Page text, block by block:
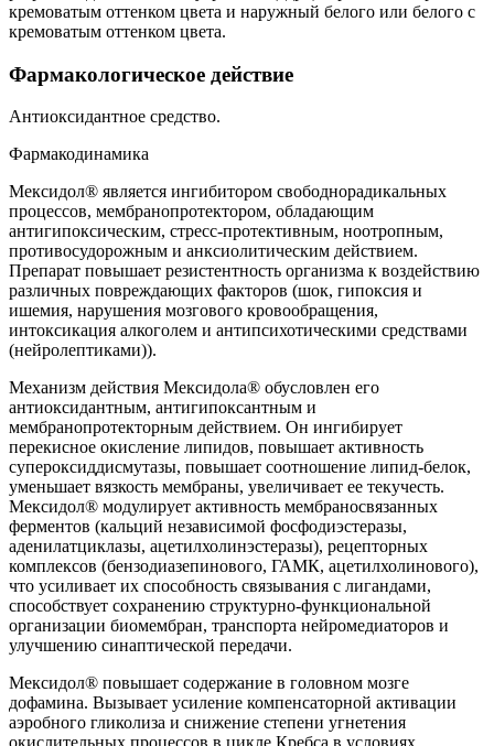
кремоватым оттенком цвета и наружный белого или белого с
кремоватым оттенком цвета.
Фармакологическое действие
Антиоксидантное средство.
Фармакодинамика
Мексидол® является ингибитором свободнорадикальных
процессов, мембранопротектором, обладающим
антигипоксическим, стресс-протективным, ноотропным,
противосудорожным и анксиолитическим действием.
Препарат повышает резистентность организма к воздействию
различных повреждающих факторов (шок, гипоксия и
ишемия, нарушения мозгового кровообращения,
интоксикация алкоголем и антипсихотическими средствами
(нейролептиками)).
Механизм действия Мексидола® обусловлен его
антиоксидантным, антигипоксантным и
мембранопротекторным действием. Он ингибирует
перекисное окисление липидов, повышает активность
супероксиддисмутазы, повышает соотношение липид-белок,
уменьшает вязкость мембраны, увеличивает ее текучесть.
Мексидол® модулирует активность мембраносвязанных
ферментов (кальций независимой фосфодиэстеразы,
аденилатциклазы, ацетилхолинэстеразы), рецепторных
комплексов (бензодиазепинового, ГАМК, ацетилхолинового),
что усиливает их способность связывания с лигандами,
способствует сохранению структурно-функциональной
организации биомембран, транспорта нейромедиаторов и
улучшению синаптической передачи.
Мексидол® повышает содержание в головном мозге
дофамина. Вызывает усиление компенсаторной активации
аэробного гликолиза и снижение степени угнетения